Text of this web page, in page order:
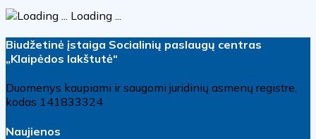
Loading ...
Biudžetinė įstaiga Socialinių paslaugų centras
„Klaipėdos lakštutė“
Duomenys kaupiami ir saugomi juridinių asmenų registre,
kodas 141833324
Naujienos